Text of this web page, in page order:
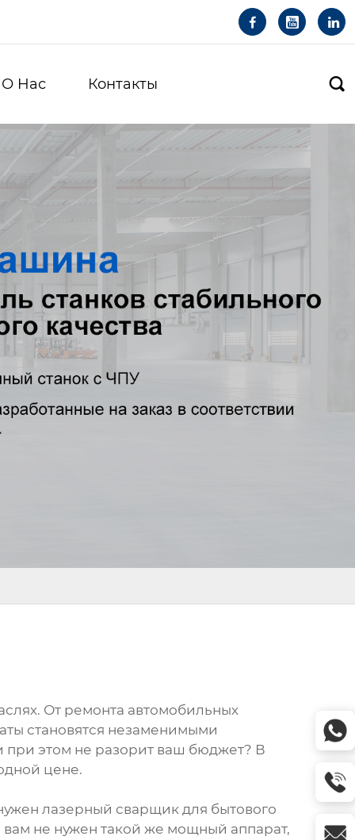
  
О Hас Контакты 
От ремонта автомобильных
становятся незаменимыми
при этом не разорит ваш бюджет? В
цене.
лазерный сварщик для бытового
не нужен такой же мощный аппарат,